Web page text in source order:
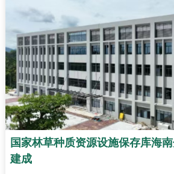
国家林草种质资源设施保存库海
建成